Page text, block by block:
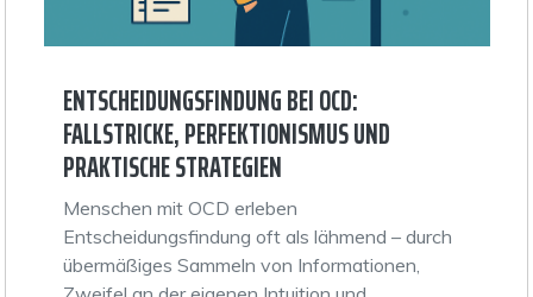
ENTSCHEIDUNGSFINDUNG BEI OCD:
FALLSTRICKE, PERFEKTIONISMUS UND
PRAKTISCHE STRATEGIEN
Menschen mit OCD erleben
Entscheidungsfindung oft als lähmend – durch
übermäßiges Sammeln von Informationen,